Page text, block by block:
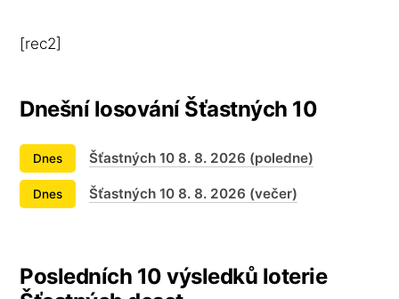
[rec2]
Dnešní losování Šťastných 10
Dnes Šťastných 10 8. 8. 2026 (poledne)
Dnes Šťastných 10 8. 8. 2026 (večer)
Posledních 10 výsledků loterie